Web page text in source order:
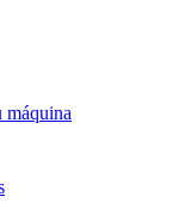
máquina